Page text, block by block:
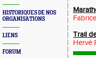
HISTORIQUES DE NOS
ORGANISATIONS
LIENS
FORUM
Trail
Hervé